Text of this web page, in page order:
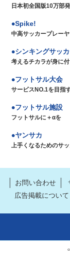
日本初全国版10万部
Spike!
中高サッカープレー
シンキングサッ
考えるチカラが身に付
フットサル大会
サービスNO.1を目指
フットサル施設
フットサルに＋αを
ヤンサカ
上手くなるためのサ
お問い合わせ
広告掲載について